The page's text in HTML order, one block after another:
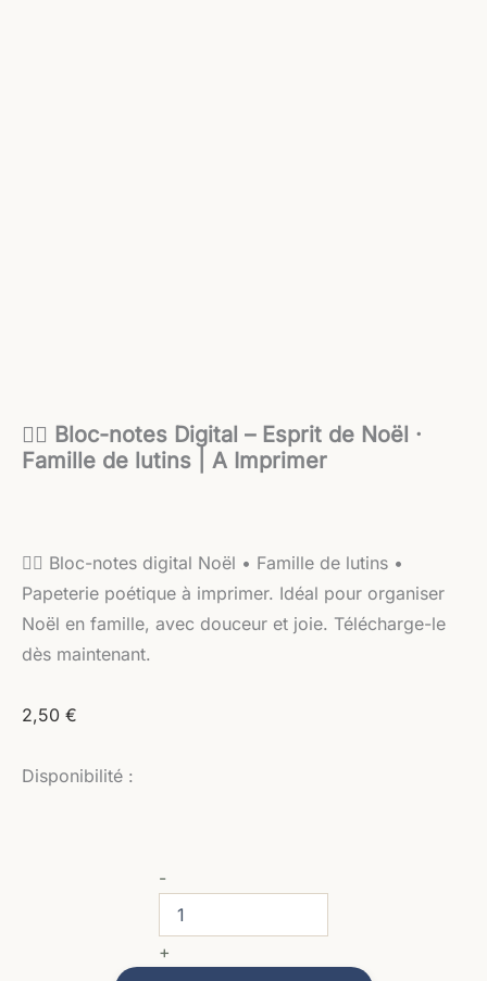
🧝‍♀️ Bloc-notes Digital – Esprit de Noël ·
Famille de lutins | A Imprimer
🧝‍♀️ Bloc-notes digital Noël • Famille de lutins •
Papeterie poétique à imprimer. Idéal pour organiser
Noël en famille, avec douceur et joie. Télécharge-le
dès maintenant.
2,50 €
Disponibilité :
-
+